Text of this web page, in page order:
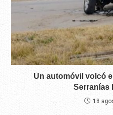
Un automóvil volcó
Serranías
18